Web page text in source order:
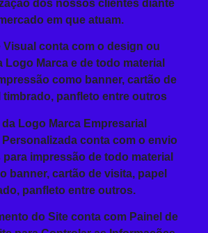
dos nossos clientes diante
em que atuam.
Visual conta com o design ou
Logo Marca e de todo material
como banner, cartão de
timbrado, panfleto entre outros
da Logo Marca Empresarial
Personalizada conta com o envio
impressão de todo material
banner, cartão de visita, papel
panfleto entre outros.
do Site conta com Painel de